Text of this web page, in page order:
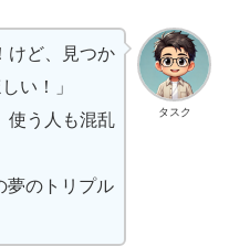
タスク
けど、見つか
い！」
使う人も混乱
夢のトリプル